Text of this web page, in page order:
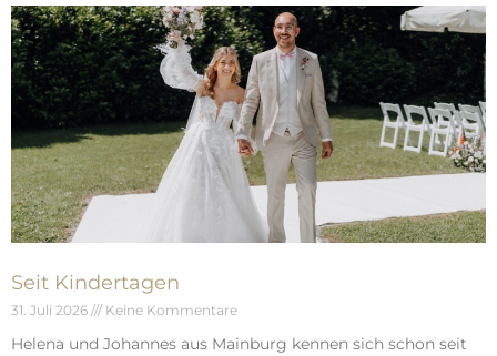
Seit Kindertagen
31. Juli 2026 Keine Kommentare
Helena und Johannes aus Mainburg kennen sich schon seit